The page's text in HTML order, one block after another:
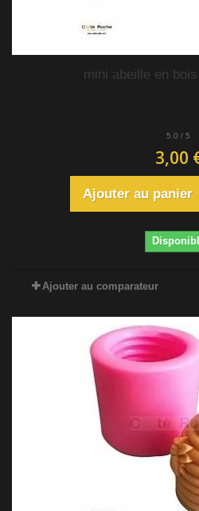
mini abeille en
5.0 / 5
3,00
Ajouter au panier
Ajouter au comparateur